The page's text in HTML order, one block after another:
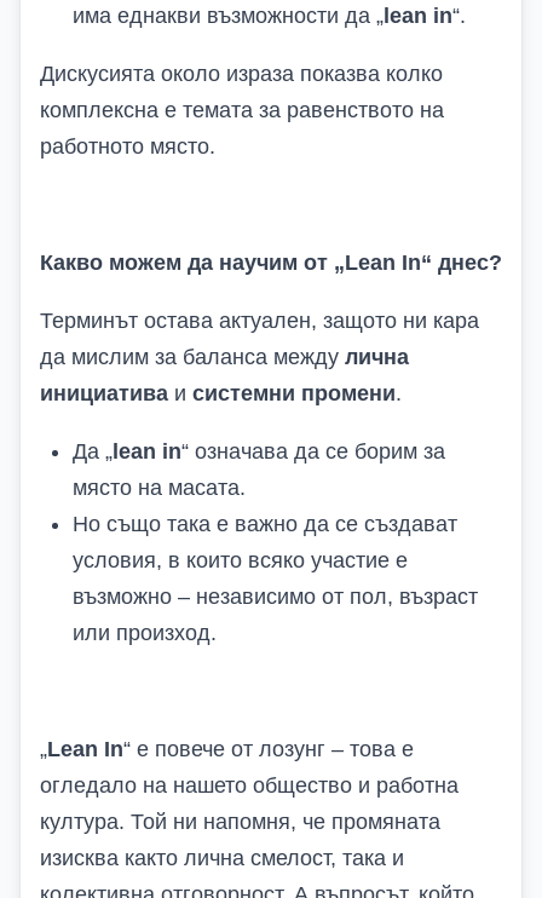
има еднакви възможности да „ lean in“.
Дискусията около израза показва колко
комплексна е темата за равенството на
работното място.
Какво можем да научим от „Lean In“ днес?
Терминът остава актуален, защото ни кара
да мислим за баланса между лична
инициатива и системни промени.
Да „ lean in“ означава да се борим за
място на масата.
Но също така е важно да се създават
условия, в които всяко участие е
възможно – независимо от пол, възраст
или произход.
„Lean In“ е повече от лозунг – това е
огледало на нашето общество и работна
култура. Той ни напомня, че промяната
изисква както лична смелост, така и